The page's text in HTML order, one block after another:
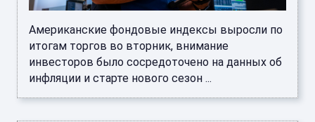
Американские фондовые индексы выросли по
итогам торгов во вторник, внимание
инвесторов было сосредоточено на данных об
инфляции и старте нового сезон ...